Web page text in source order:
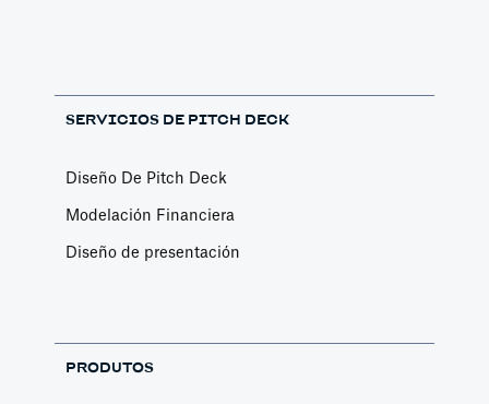
SERVICIOS DE PITCH DECK
Diseño De Pitch Deck
Modelación Financiera
Diseño de presentación
PRODUTOS